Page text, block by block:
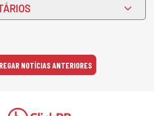
NOTÍCIAS ANTERIORES